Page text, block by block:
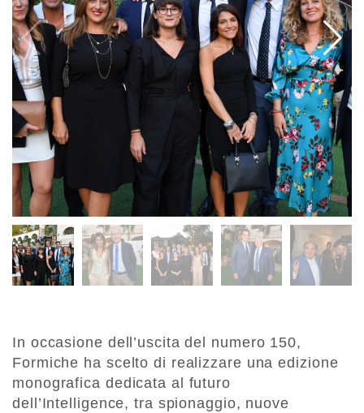
In occasione dell’uscita del numero 150,
Formiche ha scelto di realizzare una edizione
monografica dedicata al futuro
dell’Intelligence, tra spionaggio, nuove